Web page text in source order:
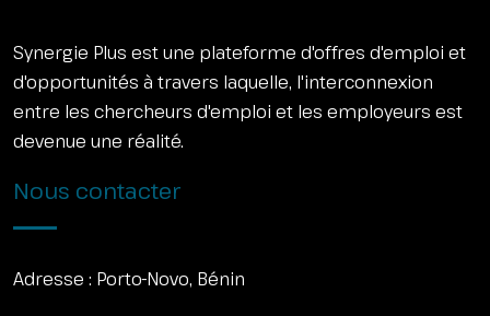
Synergie Plus est une plateforme d'offres d'emploi et
d'opportunités à travers laquelle, l'interconnexion
entre les chercheurs d'emploi et les employeurs est
devenue une réalité.
Nous contacter
Adresse : Porto-Novo, Bénin